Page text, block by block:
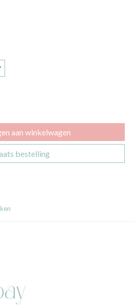
aan winkelwagen
bestelling